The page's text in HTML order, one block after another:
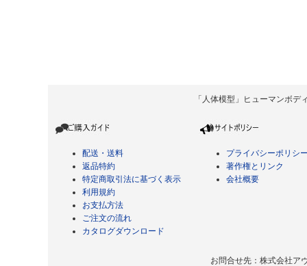
「人体模型」ヒューマンボ
配送・送料
返品特約
特定商取引法に基づく表示
利用規約
お支払方法
ご注文の流れ
カタログダウンロード
プライバシーポリシ
著作権とリンク
会社概要
お問合せ先：株式会社ア